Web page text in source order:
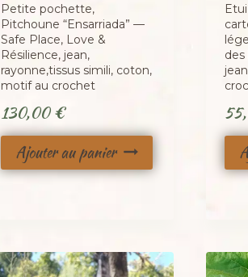
Petite pochette,
Pitchoune “Ensarriada” —
Safe Place, Love &
Résilience, jean,
rayonne,tissus simili, coton,
motif au crochet
130,00€
Ajouter au panier